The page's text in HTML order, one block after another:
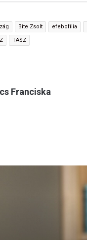
Bite Zsolt efebofília
TASZ
Franciska